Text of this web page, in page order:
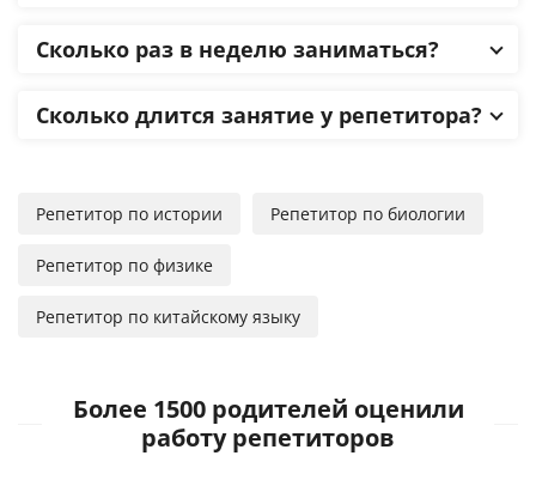
Сколько раз в неделю заниматься?
Сколько длится занятие у репетитора?
Репетитор по истории Репетитор по биологии
Репетитор по физике
Репетитор по китайскому языку
Более 1500 родителей оценили
работу репетиторов